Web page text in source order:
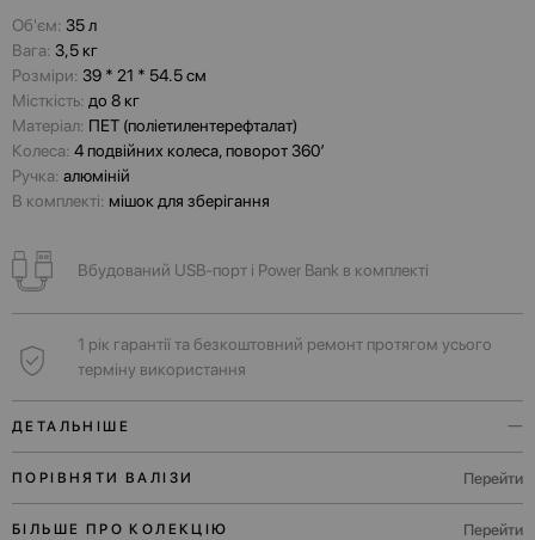
Об'єм: 35 л
Вага: 3,5 кг
Розміри: 39 * 21 * 54.5 см
Місткість: до 8 кг
Матеріал: ПЕТ (поліетилентерефталат)
Колеса: 4 подвійних колеса, поворот 360’
Ручка: алюміній
В комплекті: мішок для зберігання
Вбудований USB-порт і Power Bank в комплекті
1 рік гарантії та безкоштовний ремонт протягом усього
терміну використання
ДЕТАЛЬНІШЕ
Ця валіза — справжній eco-friendly аксесуар. Її корпус з
голографічним ефектом виготовлений із переробленого пластику, а
саме — з 60 ПЕТ-пляшок.
ПОРІВНЯТИ ВАЛІЗИ Перейти
БІЛЬШЕ ПРО КОЛЕКЦІЮ Перейти